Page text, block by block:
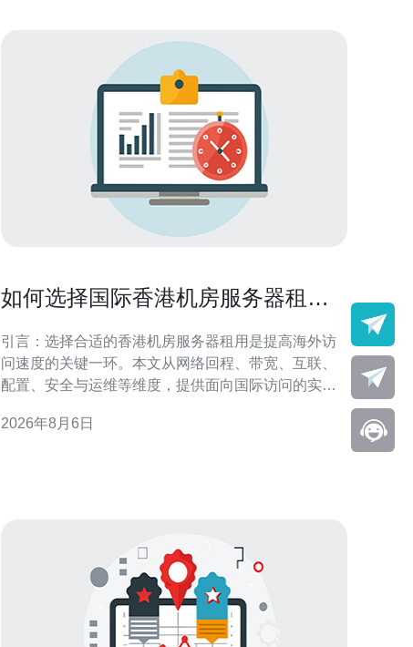
如何选择国际香港机房服务器租用
引言：选择合适的香港机房服务器租用是提高海外访
问速度的关键一环。本文从网络回程、带宽、互联、
配置、安全与运维等维度，提供面向国际访问的实用
的前提下，优化用户体验与稳定性。 评估海外访问需
2026年8月6日